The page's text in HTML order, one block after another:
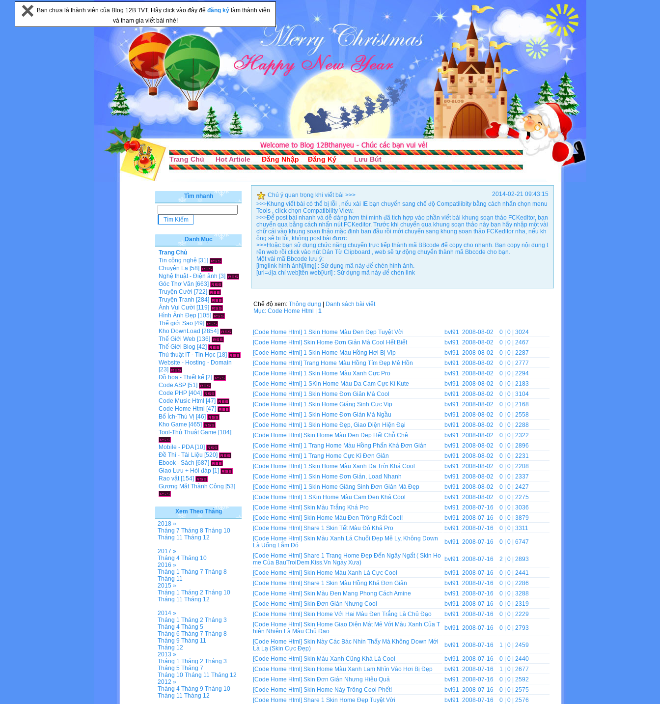
Bạn chưa là thành viên của Blog 12B TVT. Hãy click vào đây để đăng ký làm thành viên
và tham gia viết bài nhé!
Trang Chủ Hot Article Đăng Nhập Đăng Ký Lưu Bút
2014-02-21 09:43:15
Chú ý quan trọng khi viết bài >>>
>>>Khung viết bài có thể bị lỗi , nếu xài IE bạn chuyển sang chế độ Compatilibity bằng cách nhấn chọn menu
Tools , click chọn Compatibility View.
>>>Để post bài nhanh và dễ dàng hơn thì mình đã tích hợp vào phần viết bài khung soạn thảo FCKeditor, bạn
chuyển qua bằng cách nhấn nút FCKeditor. Trước khi chuyển qua khung soạn thảo này bạn hãy nhập một vài
chữ cái vào khung soạn thảo mặc định ban đầu rồi mới chuyển sang khung soạn thảo FCKeditor nha, nếu kh
ông sẽ bị lỗi, không post bài được.
>>>Hoặc bạn sử dụng chức năng chuyển trực tiếp thành mã BBcode để copy cho nhanh. Bạn copy nội dung t
rên web rồi click vào nút Dán Từ Clipboard , web sẽ tự động chuyển thành mã Bbcode cho bạn.
Một vài mã Bbcode lưu ý:
[imglink hình ảnh[/img] : Sử dụng mã này để chèn hình ảnh.
[url=địa chỉ web]tên web[/url] : Sử dụng mã này để chèn link
Chế độ xem: Thông dụng
Danh sách bài viết
Mục: Code Home Html | 1
[Code Home Html] 1 Skin Home Màu Đen Đẹp Tuyệt Vời bvl91 2008-08-02 0 | 0 | 3024
[Code Home Html] Skin Home Đơn Giản Mà Cool Hết Biết bvl91 2008-08-02 0 | 0 | 2467
[Code Home Html] 1 Skin Home Màu Hồng Hơi Bị Vip bvl91 2008-08-02 0 | 0 | 2287
[Code Home Html] Trang Home Màu Hồng Tím Đẹp Mê Hồn bvl91 2008-08-02 0 | 0 | 2777
[Code Home Html] 1 Skin Home Màu Xanh Cực Pro bvl91 2008-08-02 0 | 0 | 2294
[Code Home Html] 1 SKin Home Màu Da Cam Cực Kì Kute bvl91 2008-08-02 0 | 0 | 2183
[Code Home Html] 1 Skin Home Đơn Giản Mà Cool bvl91 2008-08-02 0 | 0 | 3104
[Code Home Html] 1 Skin Home Giáng Sinh Cực Vip bvl91 2008-08-02 0 | 0 | 2168
[Code Home Html] 1 Skin Home Đơn Giản Mà Ngầu bvl91 2008-08-02 0 | 0 | 2558
[Code Home Html] 1 Skin Home Đẹp, Giao Diện Hiện Đại bvl91 2008-08-02 0 | 0 | 2288
[Code Home Html] Skin Home Màu Đen Đẹp Hết Chỗ Chê bvl91 2008-08-02 0 | 0 | 2322
[Code Home Html] 1 Trang Home Màu Hồng Phấn Khá Đơn Giản bvl91 2008-08-02 0 | 0 | 2896
[Code Home Html] 1 Trang Home Cực Kì Đơn Giản bvl91 2008-08-02 0 | 0 | 2231
[Code Home Html] 1 Skin Home Màu Xanh Da Trời Khá Cool bvl91 2008-08-02 0 | 0 | 2208
[Code Home Html] 1 Skin Home Đơn Giản, Load Nhanh bvl91 2008-08-02 0 | 0 | 2337
[Code Home Html] 1 Skin Home Giáng Sinh Đơn Giản Mà Đẹp bvl91 2008-08-02 0 | 0 | 2427
[Code Home Html] 1 SKin Home Màu Cam Đen Khá Cool bvl91 2008-08-02 0 | 0 | 2275
[Code Home Html] Skin Màu Trắng Khá Pro bvl91 2008-07-16 0 | 0 | 3036
[Code Home Html] Skin Home Màu Đen Trông Rất Cool! bvl91 2008-07-16 0 | 0 | 3879
[Code Home Html] Share 1 Skin Tết Màu Đỏ Khá Pro bvl91 2008-07-16 0 | 0 | 3311
[Code Home Html] Skin Màu Xanh Lá Chuối Đẹp Mê Ly, Không Down
Là Uổng Lắm Đó
bvl91 2008-07-16 0 | 0 | 6747
[Code Home Html] Share 1 Trang Home Đẹp Đến Ngây Ngất ( Skin Ho
me Của BauTroiDem.Kiss.Vn Ngày Xưa)
bvl91 2008-07-16 2 | 0 | 2893
[Code Home Html] Skin Home Màu Xanh Lá Cực Cool bvl91 2008-07-16 0 | 0 | 2441
[Code Home Html] Share 1 Skin Màu Hồng Khá Đơn Giản bvl91 2008-07-16 0 | 0 | 2286
[Code Home Html] Skin Màu Đen Mang Phong Cách Amine bvl91 2008-07-16 0 | 0 | 3288
[Code Home Html] Skin Đơn Giản Nhưng Cool bvl91 2008-07-16 0 | 0 | 2319
[Code Home Html] Skin Home Với Hai Màu Đen Trắng Là Chủ Đạo bvl91 2008-07-16 0 | 0 | 2229
[Code Home Html] Skin Home Giao Diện Mát Mẻ Với Màu Xanh Của T
hiên Nhiên Là Màu Chủ Đạo
bvl91 2008-07-16 0 | 0 | 2793
[Code Home Html] Skin Này Các Bác Nhìn Thấy Mà Không Down Mới
Là Lạ (Skin Cực Đẹp)
bvl91 2008-07-16 1 | 0 | 2459
[Code Home Html] Skin Màu Xanh Cũng Khá Là Cool bvl91 2008-07-16 0 | 0 | 2440
[Code Home Html] Skin Home Màu Xanh Lam Nhìn Vào Hơi Bị Đẹp bvl91 2008-07-16 1 | 0 | 2677
[Code Home Html] Skin Đơn Giản Nhưng Hiệu Quả bvl91 2008-07-16 0 | 0 | 2592
[Code Home Html] Skin Home Này Trông Cool Phết! bvl91 2008-07-16 0 | 0 | 2575
[Code Home Html] Share 1 Skin Home Đẹp Tuyệt Vời bvl91 2008-07-16 0 | 0 | 2576
Tìm nhanh
Danh Mục
Trang Chủ
Tin công nghệ [31]
Chuyện Lạ [58]
Nghệ thuật - Điện ảnh [3]
Góc Thơ Văn [663]
Truyện Cười [722]
Truyện Tranh [284]
Ảnh Vui Cười [119]
Hình Ảnh Đẹp [105]
Thế giới Sao [49]
Kho DownLoad [2854]
Thế Giới Web [136]
Thế Giới Blog [42]
Thủ thuật IT - Tin Học [18]
Website - Hosting - Domain
[23]
Đồ họa - Thiết kế [2]
Code ASP [51]
Code PHP [404]
Code Music Html [47]
Code Home Html [47]
Bổ Ích-Thú Vị [46]
Kho Game [465]
Tool-Thủ Thuật Game [104]
Mobile - PDA[10]
Đề Thi - Tài Liệu [520]
Ebook - Sách [687]
Giao Lưu + Hỏi đáp [1]
Rao vặt[154]
Gương Mặt Thành Công [53]
Xem Theo Tháng
2018 »
Tháng 7 Tháng 8 Tháng 10
Tháng 11 Tháng 12
2017 »
Tháng 4 Tháng 10
2016 »
Tháng 1 Tháng 7 Tháng 8
Tháng 11
2015 »
Tháng 1 Tháng 2 Tháng 10
Tháng 11 Tháng 12
2014 »
Tháng 1 Tháng 2 Tháng 3
Tháng 4 Tháng 5
Tháng 6 Tháng 7 Tháng 8
Tháng 9 Tháng 11
Tháng 12
2013 »
Tháng 1 Tháng 2 Tháng 3
Tháng 5 Tháng 7
Tháng 10 Tháng 11 Tháng 12
2012 »
Tháng 4 Tháng 9 Tháng 10
Tháng 11 Tháng 12